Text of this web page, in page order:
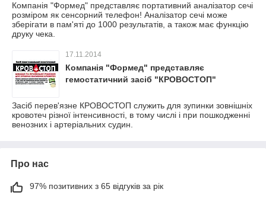
Компанія "Формед" представляє портативний аналізатор сечі
розміром як сенсорний телефон! Аналізатор сечі може
зберігати в пам'яті до 1000 результатів, а також має функцію
друку чека.
17.11.2014
Компанія "Формед" представляє
гемостатичний засіб "КРОВОСТОП"
Засіб перев'язне КРОВОСТОП служить для зупинки зовнішніх
кровотеч різної інтенсивності, в тому числі і при пошкодженні
венозних і артеріальних судин.
Про нас
97% позитивних з 65 відгуків за рік